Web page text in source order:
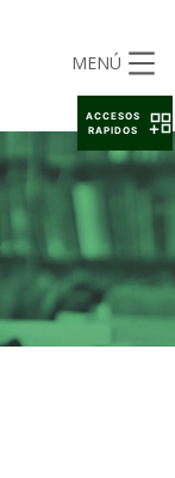
MENÚ
ACCESOS
RAPIDOS